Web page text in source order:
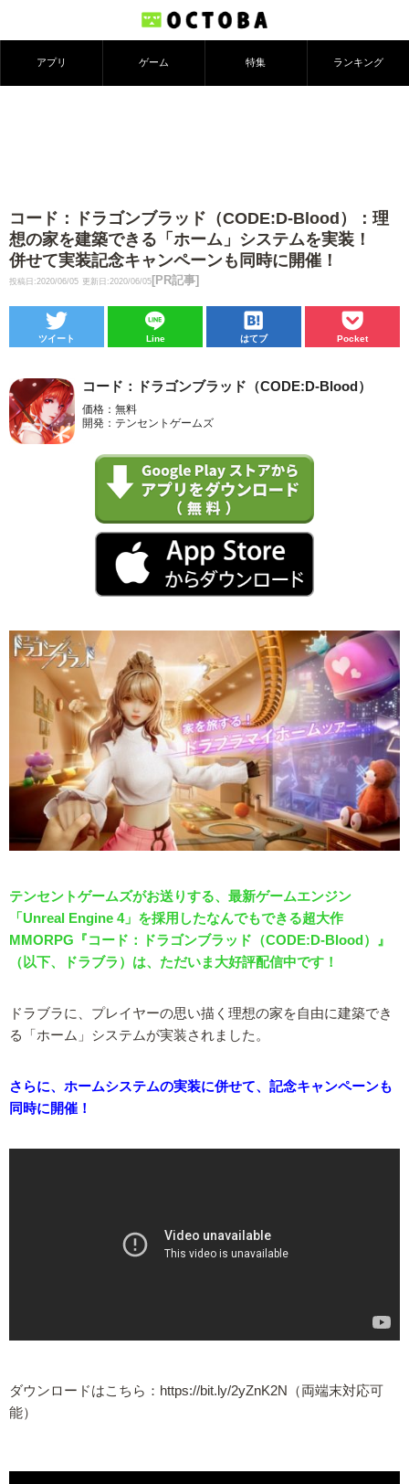
アプリ ゲーム 特集 ランキング
コード：ドラゴンブラッド（CODE:D-Blood）：理
想の家を建築できる「ホーム」システムを実装！
併せて実装記念キャンペーンも同時に開催！
投稿日:2020/06/05 更新日:2020/06/05 [PR記事]
ツイート Line はてブ Pocket
コード：ドラゴンブラッド（CODE:D-Blood）
価格：無料
開発：テンセントゲームズ
テンセントゲームズがお送りする、最新ゲームエンジン
「Unreal Engine 4」を採用したなんでもできる超大作
MMORPG『コード：ドラゴンブラッド（CODE:D-Blood）』
（以下、ドラブラ）は、ただいま大好評配信中です！
ドラブラに、プレイヤーの思い描く理想の家を自由に建築でき
る「ホーム」システムが実装されました。
さらに、ホームシステムの実装に併せて、記念キャンペーンも
同時に開催！
ダウンロードはこちら：https://bit.ly/2yZnK2N（両端末対応可
能）